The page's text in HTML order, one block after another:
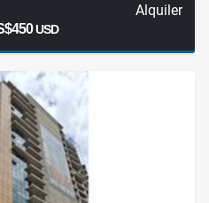
Alquiler
USD